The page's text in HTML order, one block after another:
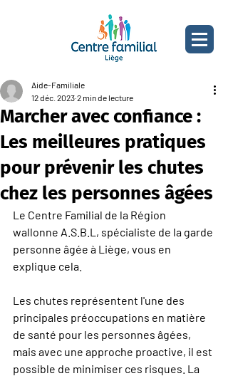
Marcher avec confiance :
Les meilleures pratiques
pour prévenir les chutes
chez les personnes âgées
Aide-Familiale
12 déc. 2023 2 min de lecture
Le Centre Familial de la Région
wallonne A.S.B.L, spécialiste de la garde
personne âgée à Liège, vous en
explique cela.
Les chutes représentent l'une des
principales préoccupations en matière
de santé pour les personnes âgées,
mais avec une approche proactive, il est
possible de minimiser ces risques. La